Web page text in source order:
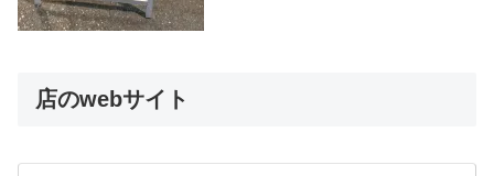
店のwebサイト